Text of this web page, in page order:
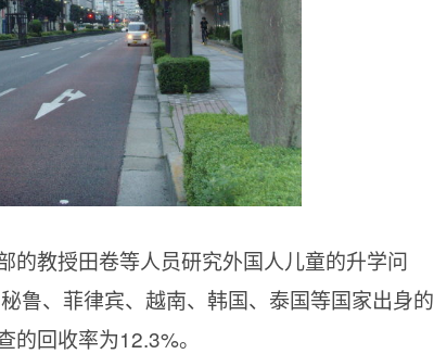
的教授田卷等人员研究外国人儿童的升学问
鲁、菲律宾、越南、韩国、泰国等国家出身的
回收率为12.3%。